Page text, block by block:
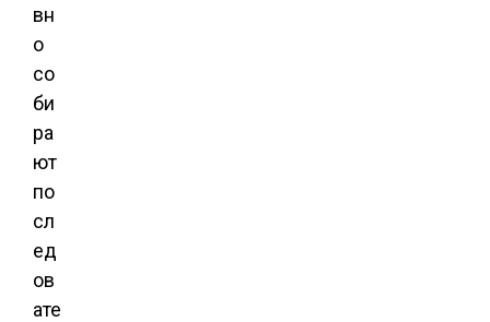
вн
о
со
би
ра
ют
по
сл
ед
ов
ате